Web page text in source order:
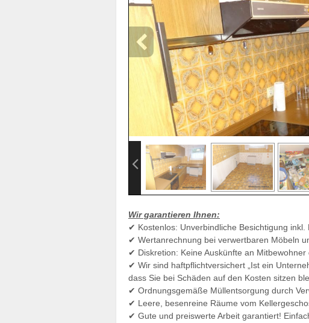
Wir garantieren Ihnen:
✔ Kostenlos: Unverbindliche Besichtigung
✔ Wertanrechnung bei verwertbaren Möbeln
✔ Diskretion: Keine Auskünfte an Mitbewohner
✔ Wir sind haftpflichtversichert „Ist ein
dass Sie bei Schäden auf den Kosten sitzen
✔ Ordnungsgemäße Müllentsorgung durch
✔ Leere, besenreine Räume vom
✔ Gute und preiswerte Arbeit garantiert!